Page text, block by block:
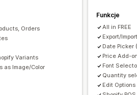
zapasów
Orders
Variants
as Image/Color
Funkcje
All in FREE
Export/
Date Picker
Price Add-
Font
Quantity
Edit